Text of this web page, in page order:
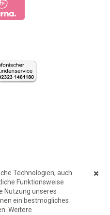
Technologien, auch
Funktionsweise
Nutzung unseres
ein bestmögliches
Weitere